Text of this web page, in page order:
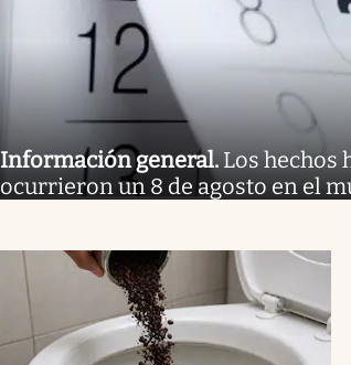
Información general. Los hechos
ocurrieron un 8 de agosto en el